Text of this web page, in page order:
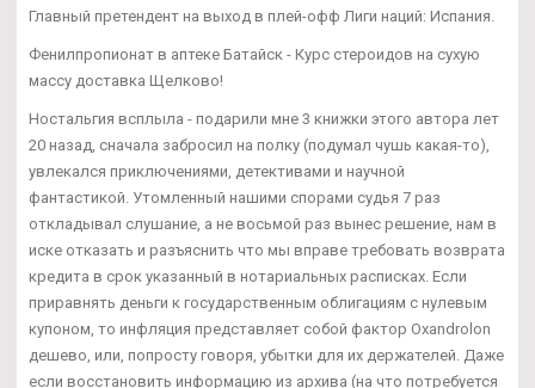
Главный претендент на выход в плей-офф Лиги наций: Испания.
Фенилпропионат в аптеке Батайск - Курс стероидов на сухую
массу доставка Щелково!
Ностальгия всплыла - подарили мне 3 книжки этого автора лет
20 назад, сначала забросил на полку (подумал чушь какая-то),
увлекался приключениями, детективами и научной
фантастикой. Утомленный нашими спорами судья 7 раз
откладывал слушание, а не восьмой раз вынес решение, нам в
иске отказать и разъяснить что мы вправе требовать возврата
кредита в срок указанный в нотариальных расписках. Если
приравнять деньги к государственным облигациям с нулевым
купоном, то инфляция представляет собой фактор Oxandrolon
дешево, или, попросту говоря, убытки для их держателей. Даже
если восстановить информацию из архива (на что потребуется